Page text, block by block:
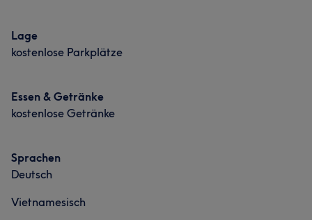
Lage
kostenlose Parkplätze
Essen & Getränke
kostenlose Getränke
Sprachen
Deutsch
Vietnamesisch